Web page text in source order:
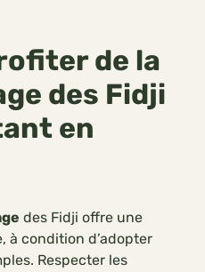
de la
des Fidji
en
des Fidji offre une
à condition d’adopter
Respecter les